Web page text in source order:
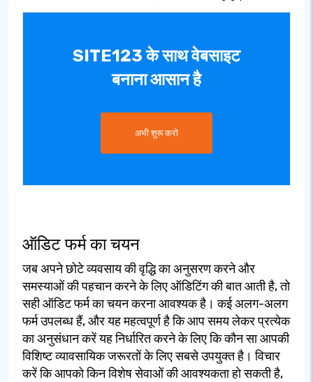
SITE123 के साथ वेबसाइट
बनाना आसान है
अभी शुरू करो
ऑडिट फर्म का चयन
जब अपने छोटे व्यवसाय की वृद्धि का अनुसरण करने और
समस्याओं की पहचान करने के लिए ऑडिटिंग की बात आती है, तो
सही ऑडिट फर्म का चयन करना आवश्यक है। कई अलग-अलग
फर्म उपलब्ध हैं, और यह महत्वपूर्ण है कि आप समय लेकर प्रत्येक
का अनुसंधान करें यह निर्धारित करने के लिए कि कौन सा आपकी
विशिष्ट व्यावसायिक जरूरतों के लिए सबसे उपयुक्त है। विचार
करें कि आपको किन विशेष सेवाओं की आवश्यकता हो सकती है,